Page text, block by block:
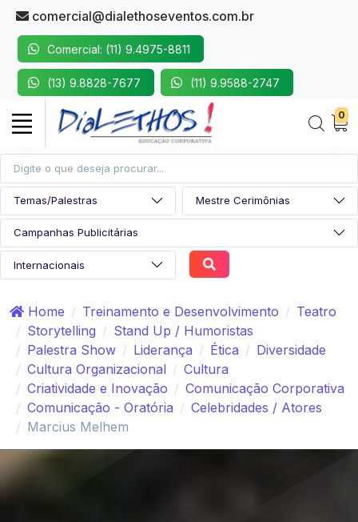
comercial@dialethoseventos.com.br
Comercial: (11) 9.4975-8811
(13) 9.8828-7677 (11) 9.9588-2747
0
Home Treinamento e Desenvolvimento
Teatro
Storytelling
Stand Up / Humoristas
Palestra Show
Liderança Ética
Diversidade
Cultura Organizacional
Cultura
Criatividade e Inovação
Comunicação Corporativa
Comunicação - Oratória
Celebridades / Atores
Marcius Melhem